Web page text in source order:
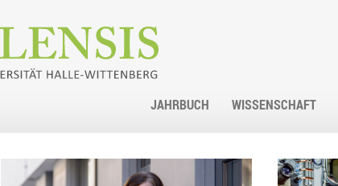
JAHRBUCH WISSENSCHAFT